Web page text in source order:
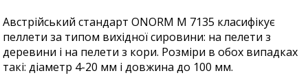
Австрійський стандарт ONORM M 7135 класифікує
пеллети за типом вихідної сировини: на пелети з
деревини і на пелети з кори. Розміри в обох випадках
такі: діаметр 4-20 мм і довжина до 100 мм.